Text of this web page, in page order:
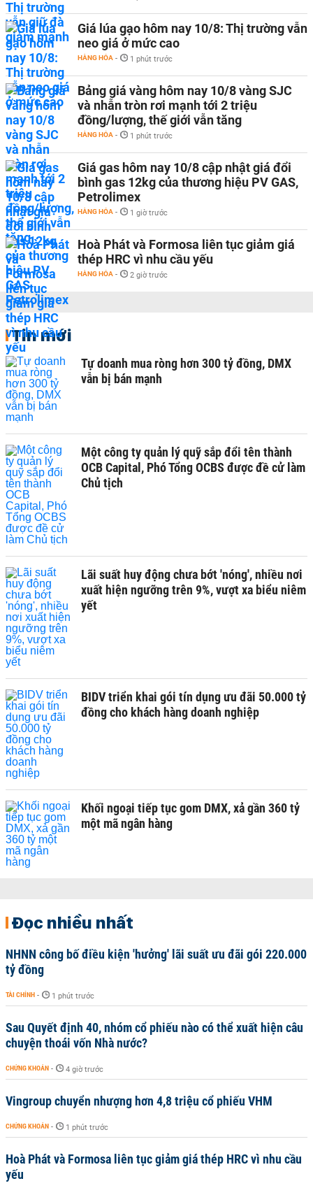
Giá lúa gạo hôm nay 10/8: Thị trường vẫn
neo giá ở mức cao
HÀNG HÓA - 1 phút trước
Bảng giá vàng hôm nay 10/8 vàng SJC
và nhẫn tròn rơi mạnh tới 2 triệu
đồng/lượng, thế giới vẫn tăng
HÀNG HÓA - 1 phút trước
Giá gas hôm nay 10/8 cập nhật giá đổi
bình gas 12kg của thương hiệu PV GAS,
Petrolimex
HÀNG HÓA - 1 giờ trước
Hoà Phát và Formosa liên tục giảm giá
thép HRC vì nhu cầu yếu
HÀNG HÓA - 2 giờ trước
Tin mới
Tự doanh mua ròng hơn 300 tỷ đồng, DMX
vẫn bị bán mạnh
Một công ty quản lý quỹ sắp đổi tên thành
OCB Capital, Phó Tổng OCBS được đề cử làm
Chủ tịch
Lãi suất huy động chưa bớt 'nóng', nhiều nơi
xuất hiện ngưỡng trên 9%, vượt xa biểu niêm
yết
BIDV triển khai gói tín dụng ưu đãi 50.000 tỷ
đồng cho khách hàng doanh nghiệp
Khối ngoại tiếp tục gom DMX, xả gần 360 tỷ
một mã ngân hàng
Đọc nhiều nhất
NHNN công bố điều kiện 'hưởng' lãi suất ưu đãi gói 220.000
tỷ đồng
TÀI CHÍNH - 1 phút trước
Sau Quyết định 40, nhóm cổ phiếu nào có thể xuất hiện câu
chuyện thoái vốn Nhà nước?
CHỨNG KHOÁN - 4 giờ trước
Vingroup chuyển nhượng hơn 4,8 triệu cổ phiếu VHM
CHỨNG KHOÁN - 1 phút trước
Hoà Phát và Formosa liên tục giảm giá thép HRC vì nhu cầu
yếu